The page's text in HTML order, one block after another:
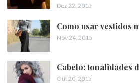
Dez 22, 2015
Como usar vestidos
Nov 24, 2015
Cabelo: tonalidades
Out 20, 2015